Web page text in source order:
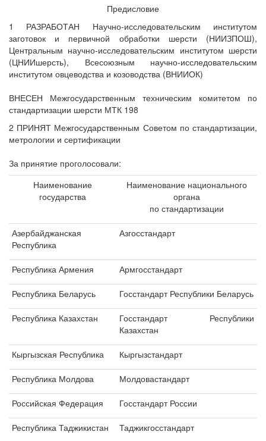
Предисловие
1 РАЗРАБОТАН Научно-исследовательским институтом
заготовок и первичной обработки шерсти (НИИЗПОШ),
Центральным научно-исследовательским институтом шерсти
(ЦНИИшерсть), Всесоюзным научно-исследовательским
институтом овцеводства и козоводства (ВНИИОК)
ВНЕСЕН Межгосударственным техническим комитетом по
стандартизации шерсти МТК 198
2 ПРИНЯТ Межгосударственным Советом по стандартизации,
метрологии и сертификации
За принятие проголосовали:
Наименование
государства
Наименование национального
органа
по стандартизации
Азербайджанская
Республика
Азгосстандарт
Республика Армения Армгосстандарт
Республика Беларусь Госстандарт Республики Беларусь
Республика Казахстан
Госстандарт Республики
Казахстан
Кыргызская Республика Кыргызстандарт
Республика Молдова Молдовастандарт
Российская Федерация Госстандарт России
Республика Таджикистан Таджикгосстандарт